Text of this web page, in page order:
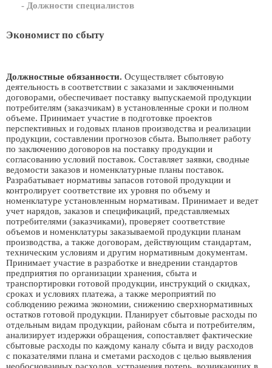
- Должности специалистов
Экономист по сбыту
Должностные обязанности. Осуществляет сбытовую
деятельность в соответствии с заказами и заключенными
договорами, обеспечивает поставку выпускаемой продукции
потребителям (заказчикам) в установленные сроки и полном
объеме. Принимает участие в подготовке проектов
перспективных и годовых планов производства и реализации
продукции, составлении прогнозов сбыта. Выполняет работу
по заключению договоров на поставку продукции и
согласованию условий поставок. Составляет заявки, сводные
ведомости заказов и номенклатурные планы поставок.
Разрабатывает нормативы запасов готовой продукции и
контролирует соответствие их уровня по объему и
номенклатуре установленным нормативам. Принимает и ведет
учет нарядов, заказов и спецификаций, представляемых
потребителями (заказчиками), проверяет соответствие
объемов и номенклатуры заказываемой продукции планам
производства, а также договорам, действующим стандартам,
техническим условиям и другим нормативным документам.
Принимает участие в разработке и внедрении стандартов
предприятия по организации хранения, сбыта и
транспортировки готовой продукции, инструкций о скидках,
сроках и условиях платежа, а также мероприятий по
соблюдению режима экономии, снижению сверхнормативных
остатков готовой продукции. Планирует сбытовые расходы по
отдельным видам продукции, районам сбыта и потребителям,
анализирует издержки обращения, сопоставляет фактические
сбытовые расходы по каждому каналу сбыта и виду расходов
с показателями плана и сметами расходов с целью выявления